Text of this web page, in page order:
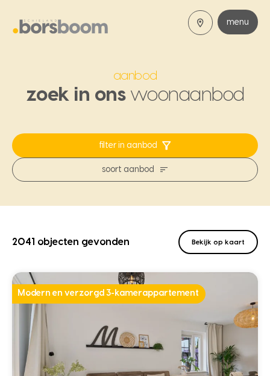
menu
aanbod
zoek in onswoonaanbod
filter in aanbod
soort aanbod
2041 objecten gevonden Bekijk op kaart
Modern en verzorgd 3-kamerappartement